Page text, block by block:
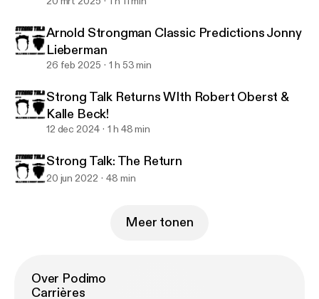
Arnold Strongman Classic Predictions Jonny
Lieberman
26 feb 2025 1 h 53 min
Strong Talk Returns WIth Robert Oberst &
Kalle Beck!
12 dec 2024 1 h 48 min
Strong Talk: The Return
20 jun 2022 48 min
Meer tonen
Over Podimo
Carrières